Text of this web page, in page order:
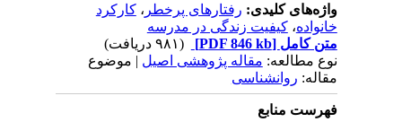
واژه‌های کلیدی:رفتارهای پرخطر، کارکرد
خانواده،کیفیت زندگی در مدرسه
متن کامل[PDF 846 kb]
نوع مطالعه:مقاله پژوهشی اصیل| موضوع
مقاله:روانشناسی
فهرست منابع